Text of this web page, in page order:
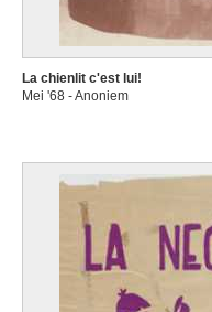
La chienlit c'est lui!
Mei '68 - Anoniem